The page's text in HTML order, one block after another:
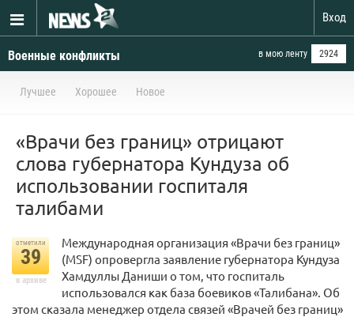
Вход
Военные конфликты в мою ленту 2924
Лучшее Хорошее Новое
«Врачи без границ» отрицают
слова губернатора Кундуза об
использовании госпиталя
талибами
отметили
39
в архиве
Международная организация «Врачи без границ»
(MSF) опровергла заявление губернатора Кундуза
Хамдуллы Даниши о том, что госпиталь
использовался как база боевиков «Талибана». Об
этом сказала менеджер отдела связей «Врачей без границ»